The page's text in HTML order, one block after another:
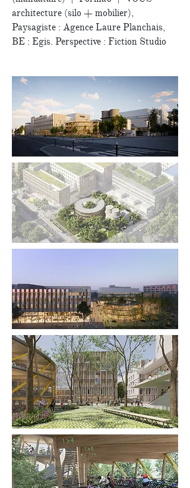
architecture (silo + mobilier),
Paysagiste : Agence Laure Planchais,
BE : Egis. Perspective : Fiction Studio